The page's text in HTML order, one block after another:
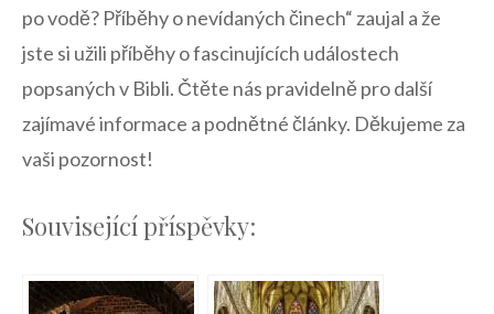
po vodě? Příběhy o nevídaných činech“ zaujal a že
jste si užili příběhy o fascinujících událostech
popsaných v Bibli. Čtěte nás pravidelně pro další
zajímavé informace a podnětné články. Děkujeme za
vaši pozornost!
Související příspěvky: